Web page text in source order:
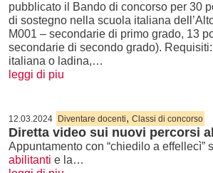
pubblicato il Bando di concorso per 30
di sostegno nella scuola italiana
M001 – secondarie di primo grado, 13
secondarie di secondo grado).
italiana o ladina,…
leggi di piu
12.03.2024 Diventare docenti, Classi di concorso
Diretta video sui nuovi percorsi
Appuntamento con “chiedilo a effellecì”
abilitanti e la…